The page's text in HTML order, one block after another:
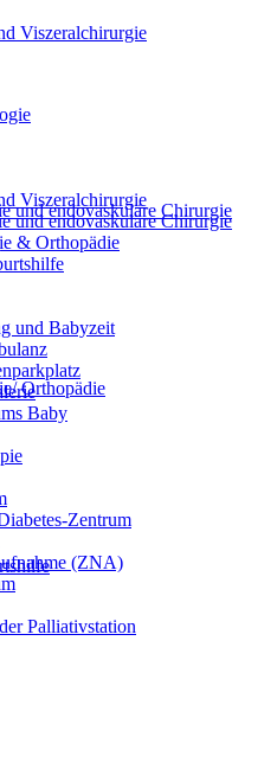
Viszeralchirurgie
und endovaskuläre Chirurgie
Orthopädie
Viszeralchirurgie
und endovaskuläre Chirurgie
& Orthopädie
und Babyzeit
Baby
Zentrum
(ZNA)
Palliativstation